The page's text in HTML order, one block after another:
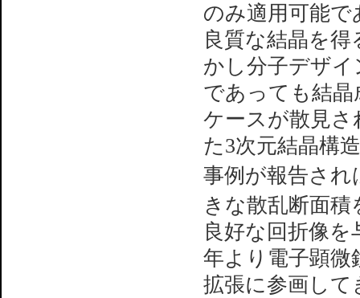
のみ適用可能で
良質な結晶を
かし分子デザ
であっても結
ケースが散見さ
た3次元結晶構
事例が報告され
きな散乱断面
良好な回折像を
年より電子顕微
拡張に参画して